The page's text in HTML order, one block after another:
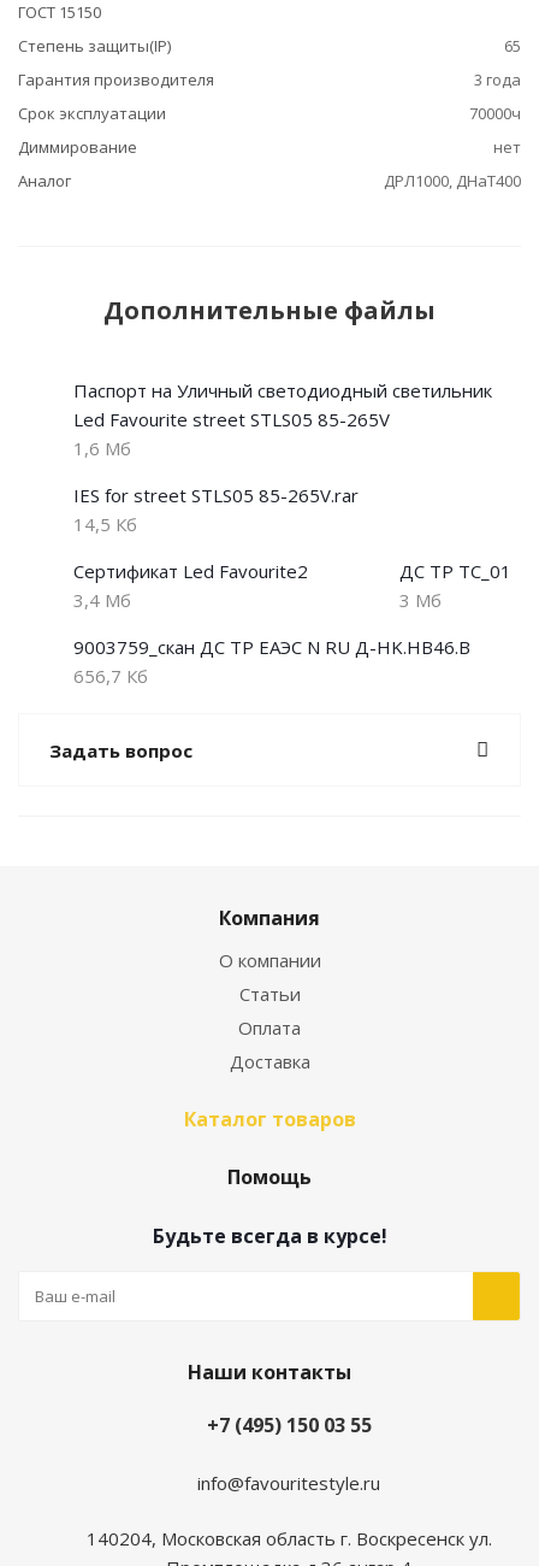
ГОСТ 15150
Степень защиты(IP)
65
Гарантия производителя
3 года
Срок эксплуатации
70000ч
Диммирование
нет
Аналог
ДРЛ1000, ДНаТ400
Дополнительные файлы
Паспорт на Уличный светодиодный светильник
Led Favourite street STLS05 85-265V
1,6 Мб
IES for street STLS05 85-265V.rar
14,5 Кб
Сертификат Led Favourite2
3,4 Мб
ДС ТР ТС_01
3 Мб
9003759_скан ДС ТР ЕАЭС N RU Д-HK.НВ46.В
656,7 Кб
Задать вопрос
Компания
О компании
Статьи
Оплата
Доставка
Каталог товаров
Помощь
Будьте всегда в курсе!
Наши контакты
+7 (495) 150 03 55
info@favouritestyle.ru
140204, Московская область г. Воскресенск ул.